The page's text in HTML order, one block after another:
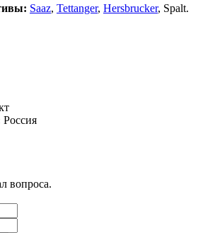
Saaz, Tettanger, Hersbrucker, Spalt.
Россия
вопроса.